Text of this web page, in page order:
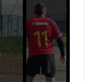
Next